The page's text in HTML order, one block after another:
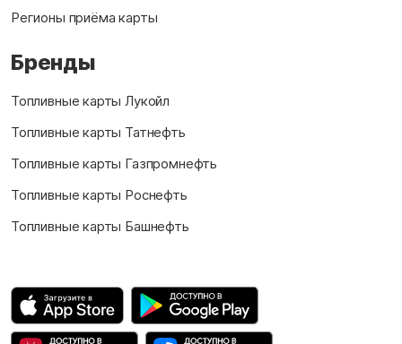
Регионы приёма карты
Бренды
Топливные карты Лукойл
Топливные карты Татнефть
Топливные карты Газпромнефть
Топливные карты Роснефть
Топливные карты Башнефть